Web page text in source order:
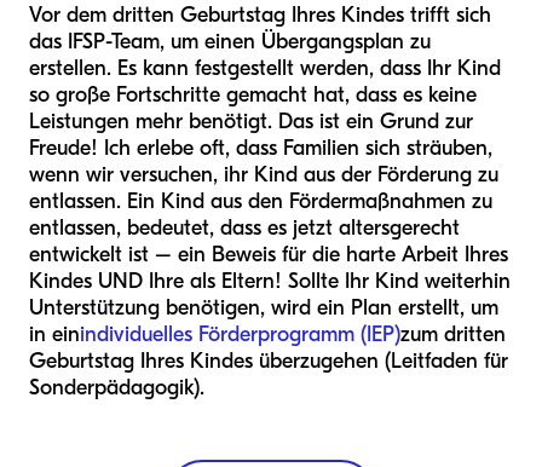
Vor dem dritten Geburtstag Ihres Kindes trifft sich
das IFSP-Team, um einen Übergangsplan zu
erstellen. Es kann festgestellt werden, dass Ihr Kind
so große Fortschritte gemacht hat, dass es keine
Leistungen mehr benötigt. Das ist ein Grund zur
Freude! Ich erlebe oft, dass Familien sich sträuben,
wenn wir versuchen, ihr Kind aus der Förderung zu
entlassen. Ein Kind aus den Fördermaßnahmen zu
entlassen, bedeutet, dass es jetzt altersgerecht
entwickelt ist – ein Beweis für die harte Arbeit Ihres
Kindes UND Ihre als Eltern! Sollte Ihr Kind weiterhin
Unterstützung benötigen, wird ein Plan erstellt, um
in einindividuelles Förderprogramm (IEP)zum dritten
Geburtstag Ihres Kindes überzugehen (Leitfaden für
Sonderpädagogik).